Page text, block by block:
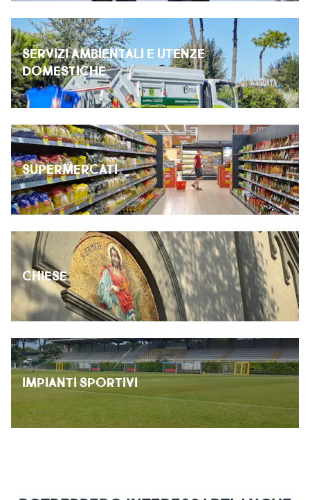
SERVIZI AMBIENTALI E UTENZE
DOMESTICHE
SUPERMERCATI
CHIESE
IMPIANTI SPORTIVI